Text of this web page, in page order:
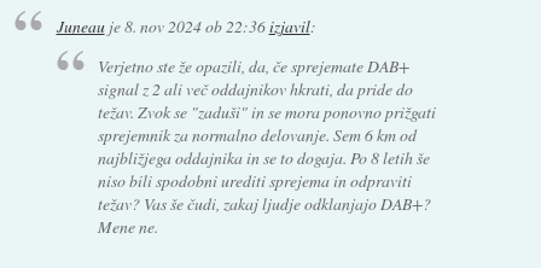
Juneauje8. nov 2024 ob 22:36izjavil:
Verjetno ste že opazili, da, če sprejemate DAB+
signal z 2 ali več oddajnikov hkrati, da pride do
težav. Zvok se "zaduši" in se mora ponovno prižgati
sprejemnik za normalno delovanje. Sem 6 km od
najbližjega oddajnika in se to dogaja. Po 8 letih še
niso bili spodobni urediti sprejema in odpraviti
težav? Vas še čudi, zakaj ljudje odklanjajo DAB+?
Mene ne.